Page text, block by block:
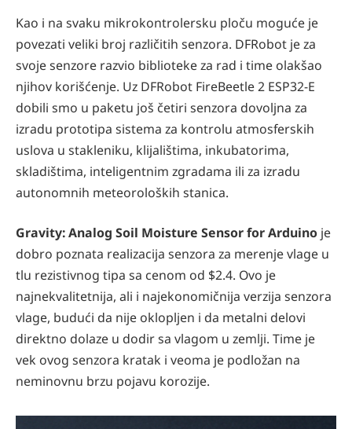
Kao i na svaku mikrokontrolersku ploču moguće je
povezati veliki broj različitih senzora. DFRobot je za
svoje senzore razvio biblioteke za rad i time olakšao
njihov korišćenje. Uz DFRobot FireBeetle 2 ESP32-E
dobili smo u paketu još četiri senzora dovoljna za
izradu prototipa sistema za kontrolu atmosferskih
uslova u stakleniku, klijalištima, inkubatorima,
skladištima, inteligentnim zgradama ili za izradu
autonomnih meteoroloških stanica.
Gravity: Analog Soil Moisture Sensor for Arduino je
dobro poznata realizacija senzora za merenje vlage u
tlu rezistivnog tipa sa cenom od $2.4. Ovo je
najnekvalitetnija, ali i najekonomičnija verzija senzora
vlage, budući da nije oklopljen i da metalni delovi
direktno dolaze u dodir sa vlagom u zemlji. Time je
vek ovog senzora kratak i veoma je podložan na
neminovnu brzu pojavu korozije.